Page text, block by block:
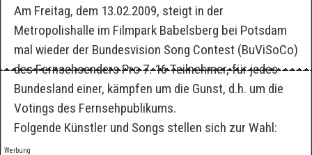
Am Freitag, dem 13.02.2009, steigt in der
Metropolishalle im Filmpark Babelsberg bei Potsdam
mal wieder der Bundesvision Song Contest (BuViSoCo)
des Fernsehsenders Pro 7. 16 Teilnehmer, für jedes
Bundesland einer, kämpfen um die Gunst, d.h. um die
Votings des Fernsehpublikums.
Folgende Künstler und Songs stellen sich zur Wahl:
Werbung